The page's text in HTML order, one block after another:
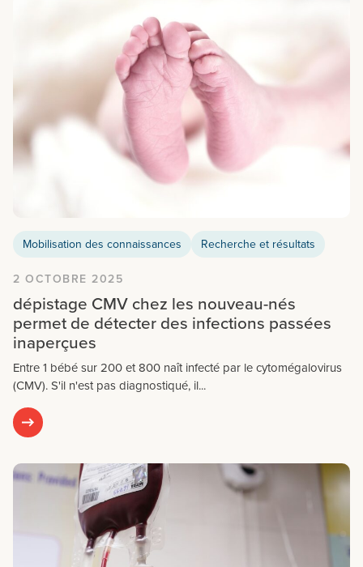
Mobilisation des connaissances Recherche et résultats
2 OCTOBRE 2025
dépistage CMV chez les nouveau-nés
permet de détecter des infections passées
inaperçues
Entre 1 bébé sur 200 et 800 naît infecté par le cytomégalovirus
(CMV). S'il n'est pas diagnostiqué, il...